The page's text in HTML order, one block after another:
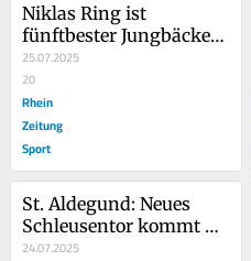
Niklas Ring ist
fünftbester Jungbäcker
der Welt
25.07.2025
20
Rhein
Zeitung
Sport
St. Aldegund: Neues
Schleusentor kommt
erst im Oktober
24.07.2025